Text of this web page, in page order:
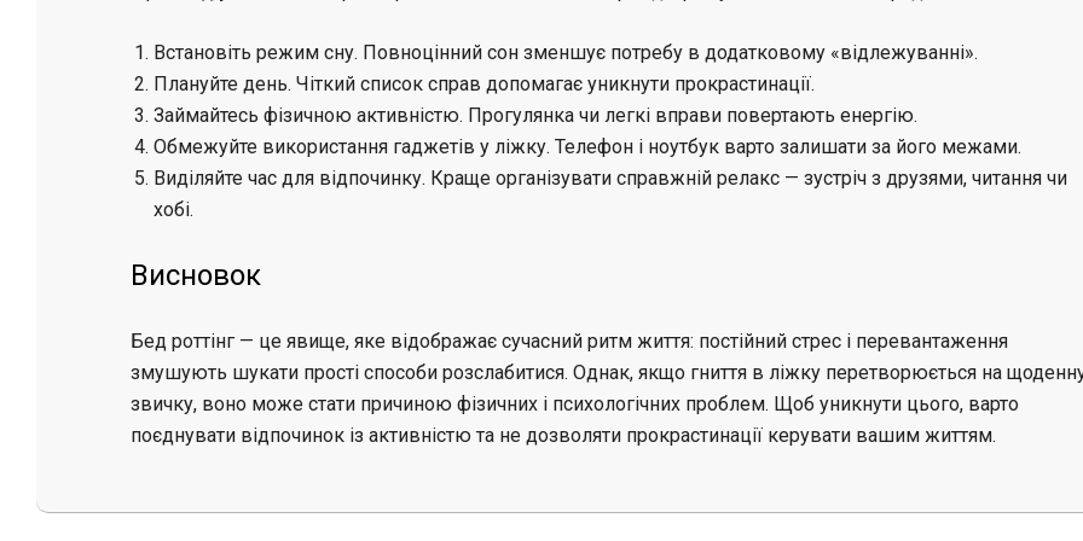
Встановіть режим сну. Повноцінний сон зменшує потребу в додатковому «відлежуванні».
Плануйте день. Чіткий список справ допомагає уникнути прокрастинації.
Займайтесь фізичною активністю. Прогулянка чи легкі вправи повертають енергію.
Обмежуйте використання гаджетів у ліжку. Телефон і ноутбук варто залишати за його межами.
Виділяйте час для відпочинку. Краще організувати справжній релакс — зустріч з друзями, читання чи
хобі.
Висновок
Бед роттінг — це явище, яке відображає сучасний ритм життя: постійний стрес і перевантаження
змушують шукати прості способи розслабитися. Однак, якщо гниття в ліжку перетворюється на
звичку, воно може стати причиною фізичних і психологічних проблем. Щоб уникнути цього, варто
поєднувати відпочинок із активністю та не дозволяти прокрастинації керувати вашим життям.
10-